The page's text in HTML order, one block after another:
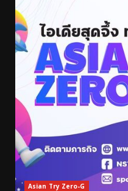
Asian Try Zero-G